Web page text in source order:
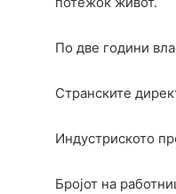
По две години
Странските
Индустриското
Бројот на